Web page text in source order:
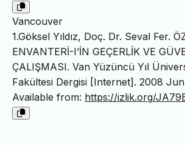
Vancouver
1.Göksel Yıldız, Doç. Dr. Seval Fer.
ENVANTERİ-I’İN GEÇERLİK VE
ÇALIŞMASI. Van Yüzüncü Yıl
Fakültesi Dergisi [Internet]. 2008
Available from: https://izlik.org/